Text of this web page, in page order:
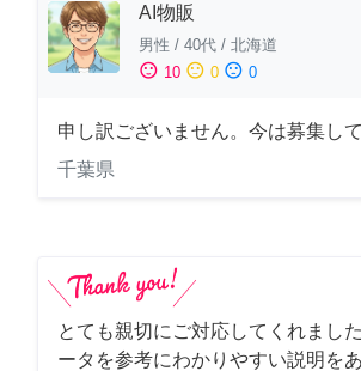
AI物販
男性 / 40代 / 北海道
sentiment_satisfied 10 sentiment_neutral 0 sentiment_dissatisfied 0
申し訳ございません。今は募集して
千葉県
とても親切にご対応してくれまし
ータを参考にわかりやすい説明を